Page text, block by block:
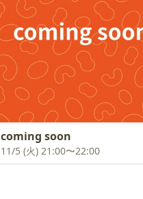
coming soon
11/5 (火) 21:00〜22:00